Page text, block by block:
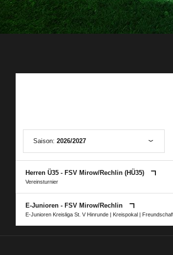
Saison: 2026/2027
Herren Ü35 - FSV Mirow/​Rechlin (HÜ35)
Vereinsturnier
E-Junioren - FSV Mirow/​Rechlin
E-Junioren Kreisliga St. V Hinrunde | Kreispokal |